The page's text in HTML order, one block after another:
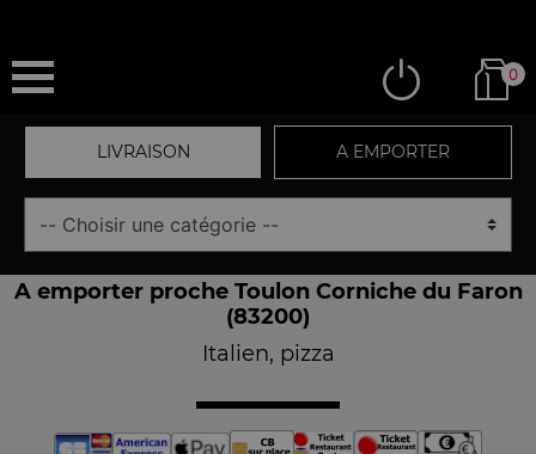
0
LIVRAISON A EMPORTER
A emporter proche Toulon Corniche du Faron
(83200)
Italien, pizza